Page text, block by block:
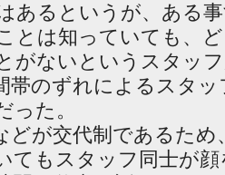
あるというが、ある
とは知っていても、
がないというスタッ
帯のずれによるスタ
った。
どが交代制であるため
てもスタッフ同士が